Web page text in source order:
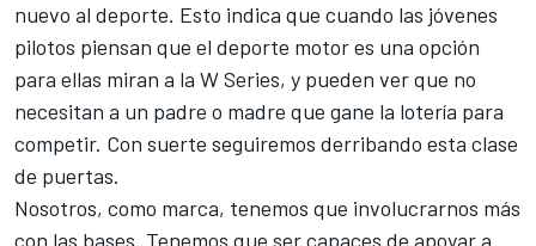
nuevo al deporte. Esto indica que cuando las jóvenes
pilotos piensan que el deporte motor es una opción
para ellas miran a la W Series, y pueden ver que no
necesitan a un padre o madre que gane la lotería para
competir. Con suerte seguiremos derribando esta clase
de puertas.
Nosotros, como marca, tenemos que involucrarnos más
con las bases. Tenemos que ser capaces de apoyar a